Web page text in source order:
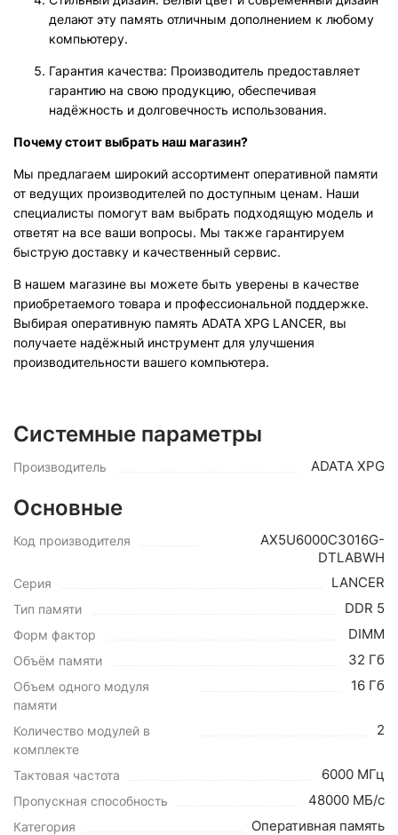
делают эту память отличным дополнением к любому
компьютеру.
Гарантия качества: Производитель предоставляет
гарантию на свою продукцию, обеспечивая
надёжность и долговечность использования.
Почему стоит выбрать наш магазин?
Мы предлагаем широкий ассортимент оперативной памяти
от ведущих производителей по доступным ценам. Наши
специалисты помогут вам выбрать подходящую модель и
ответят на все ваши вопросы. Мы также гарантируем
быструю доставку и качественный сервис.
В нашем магазине вы можете быть уверены в качестве
приобретаемого товара и профессиональной поддержке.
Выбирая оперативную память ADATA XPG LANCER, вы
получаете надёжный инструмент для улучшения
производительности вашего компьютера.
Системные параметры
Производитель ADATA XPG
Основные
Код производителя
AX5U6000C3016G-
DTLABWH
Серия LANCER
Тип памяти DDR 5
Форм фактор DIMM
Объём памяти 32 Гб
Объем одного модуля
памяти
16 Гб
Количество модулей в
комплекте
2
Тактовая частота 6000 МГц
Пропускная способность 48000 МБ/с
Категория Оперативная память